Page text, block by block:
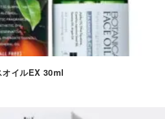
オイルEX 30ml